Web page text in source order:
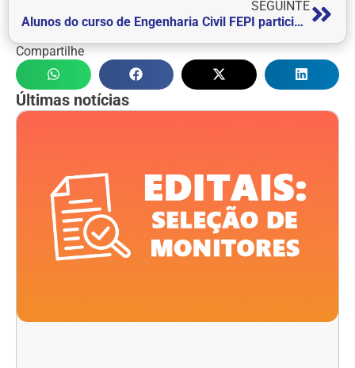
SEGUINTE
Alunos do curso de Engenharia Civil FEPI participam do Torneio da Ponte de Macarrão em Feira da Construção Civil do Sul de Minas
Compartilhe
Últimas notícias